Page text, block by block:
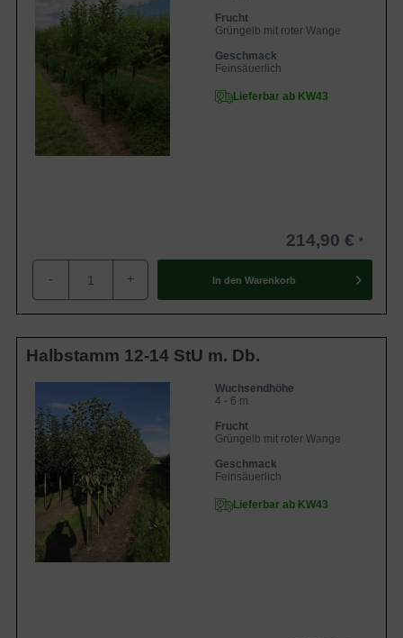
Frucht
Grüngelb mit roter Wange
Geschmack
Feinsäuerlich
Lieferbar ab KW43
214,90 €
- + In den Warenkorb
Halbstamm 12-14 StU m. Db.
Wuchsendhöhe
4 - 6 m
Frucht
Grüngelb mit roter Wange
Geschmack
Feinsäuerlich
Lieferbar ab KW43